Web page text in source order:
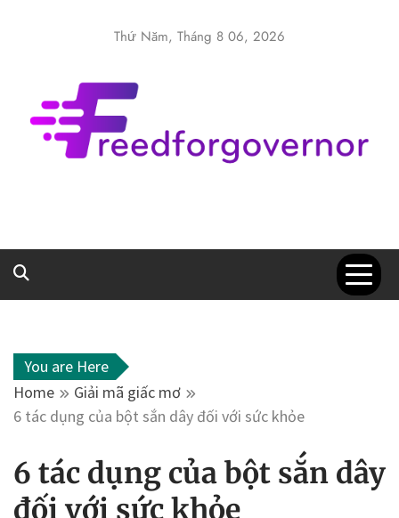
Thứ Năm, Tháng 8 06, 2026
You are Here
Home
Giải mã giấc mơ
6 tác dụng của bột sắn dây đối với sức khỏe
6 tác dụng của bột sắn dây
đối với sức khỏe